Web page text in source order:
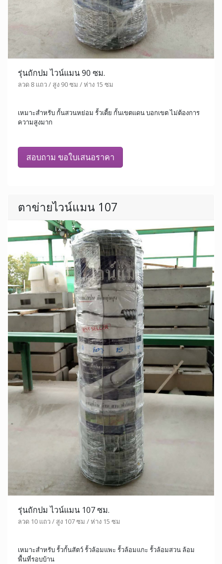
รุ่นถักปม ไวน์แมน 90 ซม.
ลวด 8 แถว / สูง 90 ซม / ห่าง 15 ซม
เหมาะสำหรับ กั้นสวนหย่อม รั้วเตี้ย กั้นเขตแดน บอกเขต ไม่ต้องการ
ความสูงมาก
สอบถาม ขอใบเสนอราคา
ตาข่ายไวน์แมน 107
รุ่นถักปม ไวน์แมน 107 ซม.
ลวด 10 แถว / สูง 107 ซม / ห่าง 15 ซม
เหมาะสำหรับ รั้วกั้นสัตว์ รั้วล้อมแพะ รั้วล้อมแกะ รั้วล้อมสวน ล้อม
พื้นที่รอบบ้าน